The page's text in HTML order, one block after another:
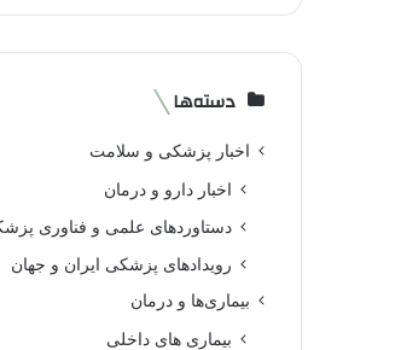
دسته‌ها
اخبار پزشکی و سلامت
اخبار دارو و درمان
دستاوردهای علمی و فناوری
رویدادهای پزشکی ایران و جهان
بیماری‌ها و درمان
بیماری های داخلی